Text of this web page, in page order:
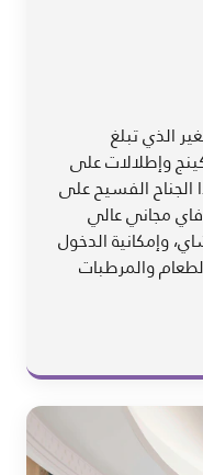
الذي تبلغ
كينج وإطلالات على
الفسيح على
مجاني عالي
وإمكانية الدخول
والمرطبات